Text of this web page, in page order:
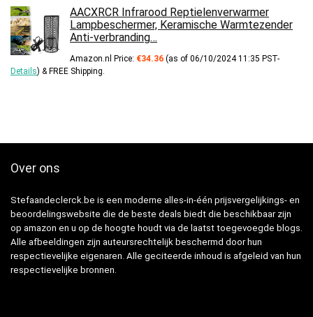
AACXRCR Infrarood Reptielenverwarmer
Lampbeschermer, Keramische Warmtezender
Anti-verbranding…
Amazon.nl Price: €34.36 (as of 06/10/2024 11:35 PST-
Details) & FREE Shipping.
Over ons
Stefaandeclerck.be is een moderne alles-in-één prijsvergelijkings- en
beoordelingswebsite die de beste deals biedt die beschikbaar zijn
op amazon en u op de hoogte houdt via de laatst toegevoegde blogs.
Alle afbeeldingen zijn auteursrechtelijk beschermd door hun
respectievelijke eigenaren. Alle geciteerde inhoud is afgeleid van hun
respectievelijke bronnen.